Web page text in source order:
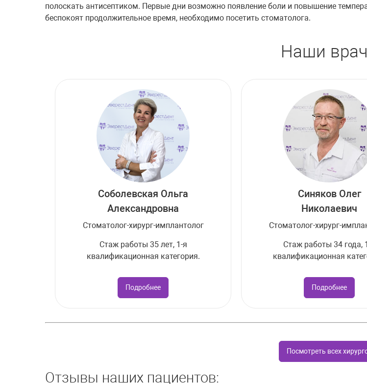
полоскать антисептиком. Первые дни возможно появление боли и повышение
беспокоят продолжительное время, необходимо посетить стоматолога.
Наши
Соболевская Ольга
Александровна
Стоматолог-хирург-имплантолог
Стаж работы 35 лет, 1-я
квалификационная категория.
Подробнее
Синяков Олег
Николаевич
Стоматолог-хирург-
Стаж работы 34 года,
квалификационная
Подробнее
Посмотреть всех
Отзывы наших пациентов: